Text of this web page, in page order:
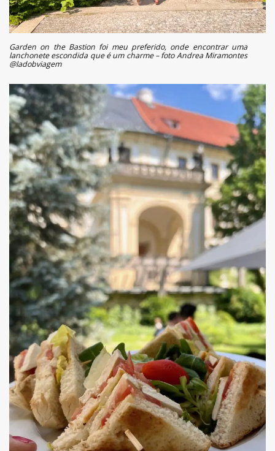
Garden on the Bastion foi meu preferido, onde encontrar uma
lanchonete escondida que é um charme – foto Andrea Miramontes
@ladobviagem